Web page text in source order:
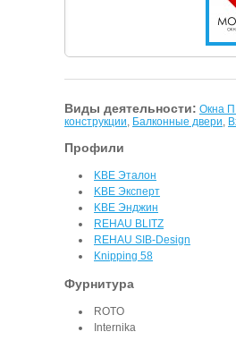
Виды деятельности: Окна
конструкции, Балконные двери,
Профили
KBE Эталон
KBE Эксперт
KBE Энджин
REHAU BLITZ
REHAU SIB-Design
Knipping 58
Фурнитура
ROTO
Internika